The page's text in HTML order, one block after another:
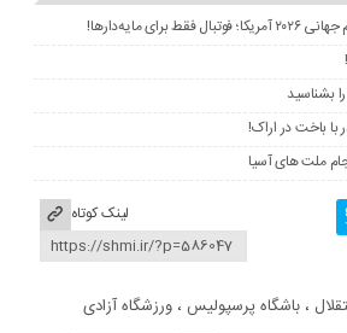
مایه‌دارها!
بشناسید
باخت در اراک!
ملت های آسیا
لینک کوتاه
،باشگاه پرسپولیس ،ورزشگاه آزادی